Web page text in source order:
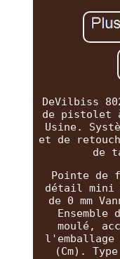
DeVilbiss
de pistolet
Usine.
et de
de
Pointe de
détail mini
de 0 mm
Ensemble
moulé,
l'emballage
(Cm).